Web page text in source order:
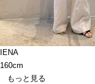
IENA
160cm
もっと見る